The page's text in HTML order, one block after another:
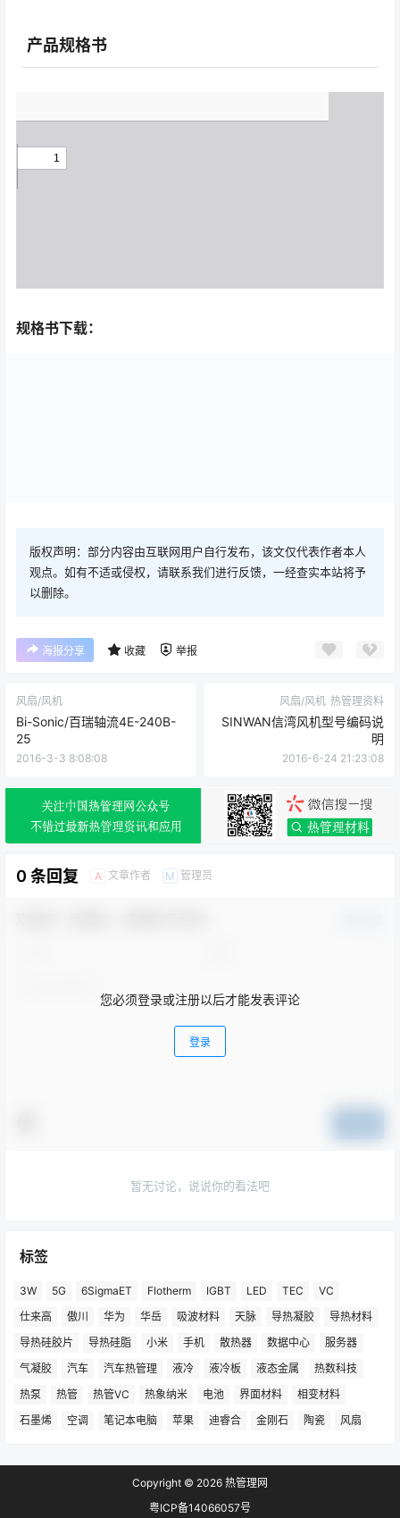
产品规格书
规格书下载：
版权声明：部分内容由互联网用户自行发布，该文仅代表作者本人
观点。如有不适或侵权，请联系我们进行反馈，一经查实本站将予
以删除。
海报分享 收藏 举报
风扇/风机
Bi-Sonic/百瑞轴流4E-240B-
25
2016-3-3 8:08:08
风扇/风机 热管理资料
SINWAN信湾风机型号编码说
明
2016-6-24 21:23:08
0 条回复 A 文章作者 M 管理员
您必须登录或注册以后才能发表评论
登录
暂无讨论，说说你的看法吧
标签
3W 5G 6SigmaET Flotherm IGBT LED TEC
VC
仕来高
傲川 华为 华岳 吸波材料 天脉 导热凝胶
导热材料
导热硅胶片
导热硅脂 小米 手机 散热器 数据中心
服务器
气凝胶
汽车 汽车热管理 液冷 液冷板 液态金属
热数科技
热泵
热管 热管VC 热象纳米 电池 界面材料
相变材料
石墨烯
空调 笔记本电脑 苹果 迪睿合 金刚石 陶瓷 风扇
Copyright © 2026 热管理网
粤ICP备14066057号